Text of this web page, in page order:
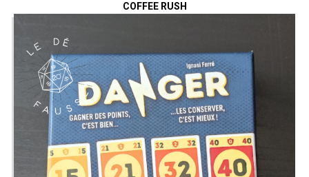
COFFEE RUSH